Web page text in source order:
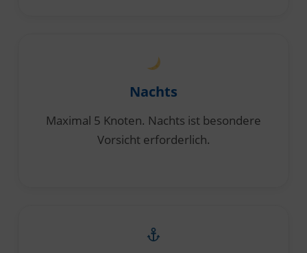
Nachts
Maximal 5 Knoten. Nachts ist besondere
Vorsicht erforderlich.